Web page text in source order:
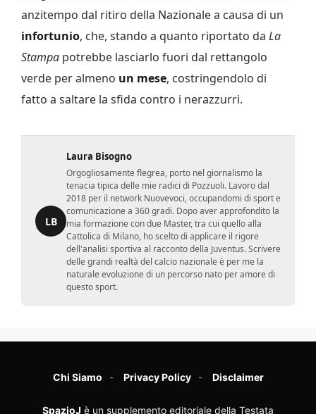
anzitempo dal ritiro della Nazionale a causa di un
infortunio, che, stando a quanto riportato da La
Stampa potrebbe lasciarlo fuori dal rettangolo
verde per almeno un mese, costringendolo di
fatto a saltare la sfida contro i nerazzurri.
LB
Laura Bisogno
Orgogliosamente flegrea, porto nel giornalismo la
tenacia tipica delle mie radici di Pozzuoli. Lavoro dal
2018 per il network Nuovevoci, occupandomi di sport e
comunicazione a 360 gradi. Dopo aver approfondito la
mia formazione con due Master, tra cui quello alla
Cattolica di Milano, ho scelto di applicare il rigore
dell'analisi sportiva al racconto della Juventus. Scrivere
delle grandi realtà del calcio nazionale è per me la
naturale evoluzione di un percorso nato per amore di
questo sport.
Chi Siamo Privacy Policy Disclaimer
SpazioJ è un supplemento editoriale della Testata